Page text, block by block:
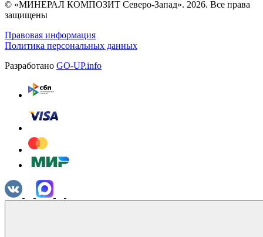
© «МИНЕРАЛ КОМПОЗИТ Северо-Запад». 2026. Все права
защищены
Правовая информация
Политика персональных данных
Разработано GO-UP.info